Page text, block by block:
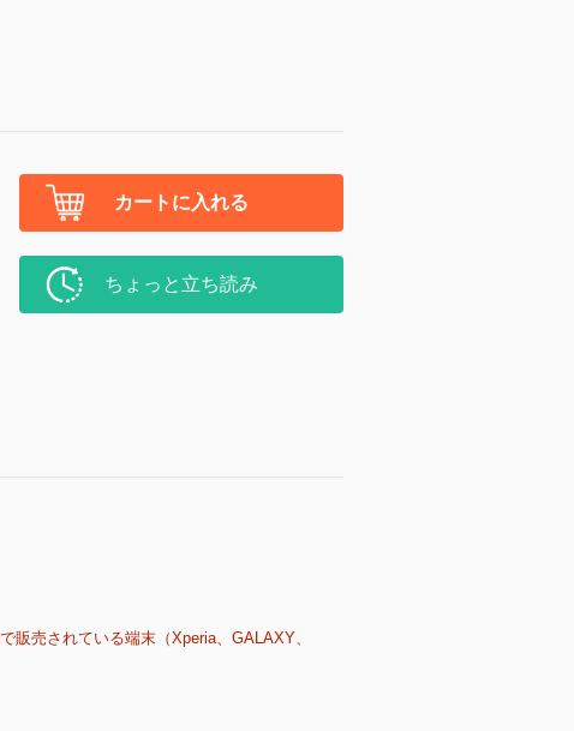
カートに入れる
ちょっと立ち読み
売されている端末（Xperia、GALAXY、